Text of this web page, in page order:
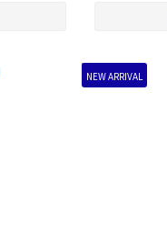
NEW ARRIVAL